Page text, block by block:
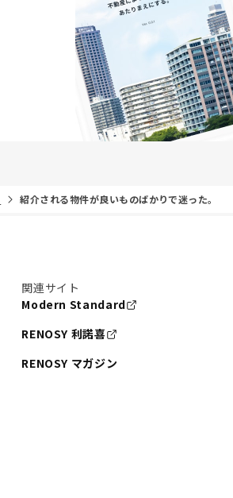
紹介される物件が良いものばかりで迷った。
関連サイト
Modern Standard
RENOSY 利諾喜
RENOSY マガジン